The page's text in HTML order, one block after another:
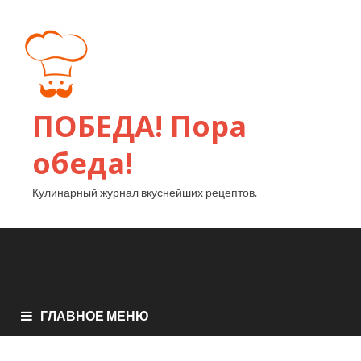
ПОБЕДА! Пора
обеда!
Кулинарный журнал вкуснейших рецептов.
ГЛАВНОЕ МЕНЮ